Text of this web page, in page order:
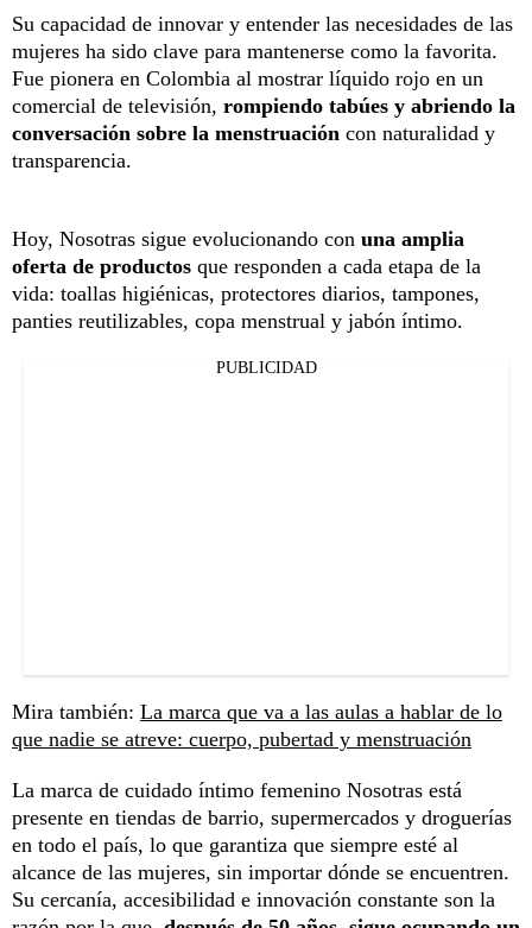
Su capacidad de innovar y entender las necesidades de las
mujeres ha sido clave para mantenerse como la favorita.
Fue pionera en Colombia al mostrar líquido rojo en un
comercial de televisión, rompiendo tabúes y abriendo la
conversación sobre la menstruación con naturalidad y
transparencia.
Hoy, Nosotras sigue evolucionando con una amplia
oferta de productos que responden a cada etapa de la
vida: toallas higiénicas, protectores diarios, tampones,
panties reutilizables, copa menstrual y jabón íntimo.
PUBLICIDAD
Mira también: La marca que va a las aulas a hablar de lo
que nadie se atreve: cuerpo, pubertad y menstruación
La marca de cuidado íntimo femenino Nosotras está
presente en tiendas de barrio, supermercados y droguerías
en todo el país, lo que garantiza que siempre esté al
alcance de las mujeres, sin importar dónde se encuentren.
Su cercanía, accesibilidad e innovación constante son la